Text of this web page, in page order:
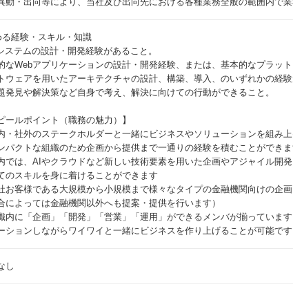
経験・スキル・知識
ステムの設計・開発経験があること。
なWebアプリケーションの設計・開発経験、または、基本的なプラッ
ウェアを用いたアーキテクチャの設計、構築、導入、のいずれかの経
発見や解決策など自身で考え、解決に向けての行動ができること。
ールポイント（職務の魅力）】
・社外のステークホルダーと一緒にビジネスやソリューションを組み上
パクトな組織のため企画から提供まで一通りの経験を積むことができま
では、AIやクラウドなど新しい技術要素を用いた企画やアジャイル開
のスキルを身に着けることができます
お客様である大規模から小規模まで様々なタイプの金融機関向けの企
によっては金融機関以外へも提案・提供を行います）
内に「企画」「開発」「営業」「運用」ができるメンバが揃っていま
ションしながらワイワイと一緒にビジネスを作り上げることが可能です
し